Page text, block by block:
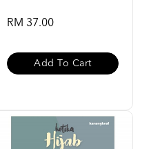
RM 37.00
Add To Cart